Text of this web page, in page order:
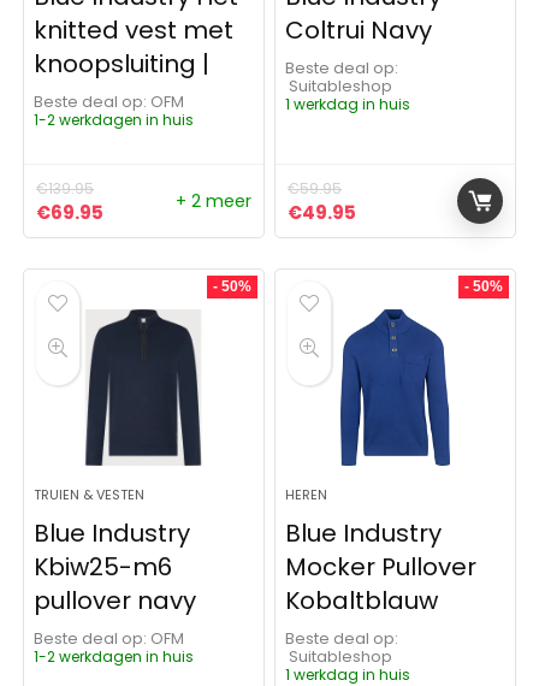
knitted vest met
knoopsluiting |
Beste deal op:
OFM
1-2 werkdagen in huis
€139.95
Oorspronkelijke prijs was: €139.95.
€69.95 Huidige prijs is: €69.95.
+ 2 meer
Coltrui Navy
Beste deal op:
Suitableshop
1 werkdag in huis
€59.95
Oorspronkelijke prijs
€49.95 Huidige prijs is:
- 50%
TRUIEN & VESTEN
Blue Industry
Kbiw25-m6
pullover navy
Beste deal op:
OFM
1-2 werkdagen in huis
- 50%
HEREN
Blue Industry
Mocker Pullover
Kobaltblauw
Beste deal op:
Suitableshop
1 werkdag in huis